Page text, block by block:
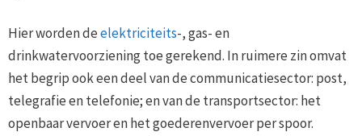
Hier worden deelektriciteits-, gas- en
drinkwatervoorziening toe gerekend. In ruimere zin omvat
het begrip ook een deel van de communicatiesector: post,
telegrafie en telefonie; en van de transportsector: het
openbaar vervoer en het goederenvervoer per spoor.